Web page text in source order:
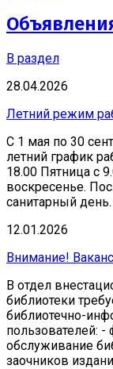
В раздел
28.04.2026
Летний режим
С 1 мая по 30
летний график
18.00 Пятница с
воскресенье.
санитарный день.
12.01.2026
Внимание!
В отдел
библиотеки
библиотечно-
пользователей:
обслуживание
заочников